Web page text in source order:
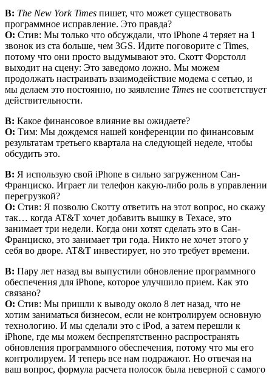
В: The New York Times пишет, что может существовать
программное исправление. Это правда?
О: Стив: Мы только что обсуждали, что iPhone 4 теряет на 1
звонок из ста больше, чем 3GS. Идите поговорите с Times,
потому что они просто выдумывают это. Скотт Форстолл
выходит на сцену: Это заведомо ложно. Мы можем
продолжать настраивать взаимодействие модема с сетью, и
мы делаем это постоянно, но заявление Times не соответствует
действительности.
В: Какое финансовое влияние вы ожидаете?
О: Тим: Мы дождемся нашей конференции по финансовым
результатам третьего квартала на следующей неделе, чтобы
обсудить это.
В: Я использую свой iPhone в сильно загруженном Сан-
Франциско. Играет ли телефон какую-либо роль в управлении
перегрузкой?
О: Стив: Я позволю Скотту ответить на этот вопрос, но скажу
так… когда AT&T хочет добавить вышку в Техасе, это
занимает три недели. Когда они хотят сделать это в Сан-
Франциско, это занимает три года. Никто не хочет этого у
себя во дворе. AT&T инвестирует, но это требует времени.
В: Пару лет назад вы выпустили обновление программного
обеспечения для iPhone, которое улучшило прием. Как это
связано?
О: Стив: Мы пришли к выводу около 8 лет назад, что не
хотим заниматься бизнесом, если не контролируем основную
технологию. И мы сделали это с iPod, а затем перешли к
iPhone, где мы можем беспрепятственно распространять
обновления программного обеспечения, потому что мы его
контролируем. И теперь все нам подражают. Но отвечая на
ваш вопрос, формула расчета полосок была неверной с самого